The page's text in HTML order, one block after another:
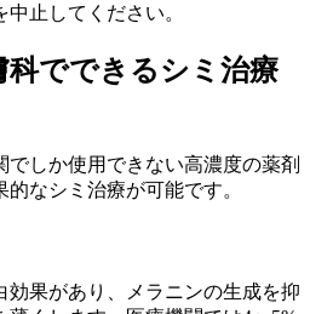
止してください。
科でできるシミ治療
でしか使用できない高濃度の薬剤
なシミ治療が可能です。
効果があり、メラニンの生成を抑